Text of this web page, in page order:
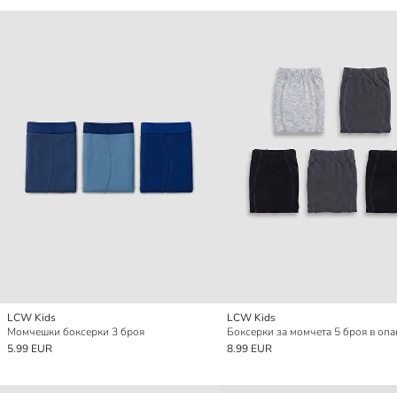
LCW Kids
Момчешки боксерки 3 броя
5.99 EUR
LCW Kids
Боксерки за момчета 5 броя в
8.99 EUR